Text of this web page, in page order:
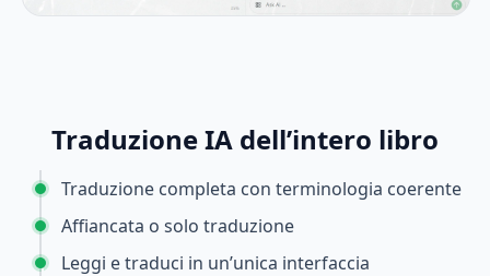
Traduzione IA dell’intero libro
Traduzione completa con terminologia coerente
Affiancata o solo traduzione
Leggi e traduci in un’unica interfaccia